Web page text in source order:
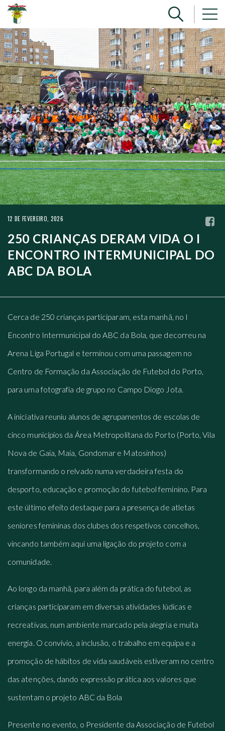
12 DE FEVEREIRO, 2026
250 CRIANÇAS DERAM VIDA O I
ENCONTRO INTERMUNICIPAL DO
ABC DA BOLA
Cerca de 250 crianças participaram, esta manhã, no I
Encontro Intermunicipal do ABC da Bola, que decorreu na
Arena Liga Portugal e terminou com uma passagem no
Centro de Formação da Associação de Futebol do Porto,
para uma fotografia de grupo no Campo Diogo Jota.
A iniciativa reuniu alunos de agrupamentos de escolas de
cinco municípios da Área Metropolitana do Porto (Porto, Vila
Nova de Gaia, Maia, Gondomar e Matosinhos)
transformando o relvado numa verdadeira festa do
desporto, educação e promoção do futebol feminino. Para
este último efeito destaque para a presença de atletas
seniores femininas dos clubes dos respetivos concelhos,
vincando também aqui uma ligação do projeto com a
comunidade.
Ao longo da manhã, para além da prática do futebol, as
crianças participaram em diversas atividades lúdicas e
recreativas, num ambiente marcado pela alegria e muita
energia. O convívio, a inclusão, o trabalho em equipa e a
promoção de hábitos de vida saudáveis estiveram no centro
das atenções, dando expressão prática aos valores que
sustentam o projeto ABC da Bola
Presente no evento, o Presidente da Associação de Futebol